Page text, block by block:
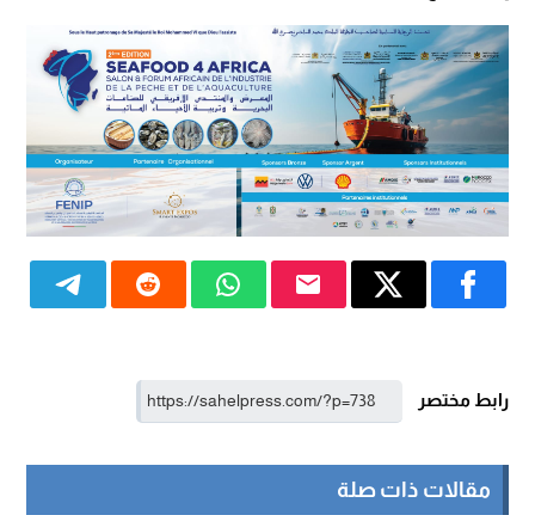
رابط مختصر
مقالات ذات صلة